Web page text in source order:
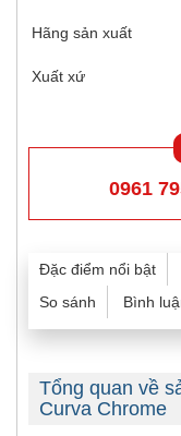
Hãng sản xuất
Xuất xứ
0961
Đặc điểm nổi bật
So sánh
Bình
Tổng quan về
Curva Chrome